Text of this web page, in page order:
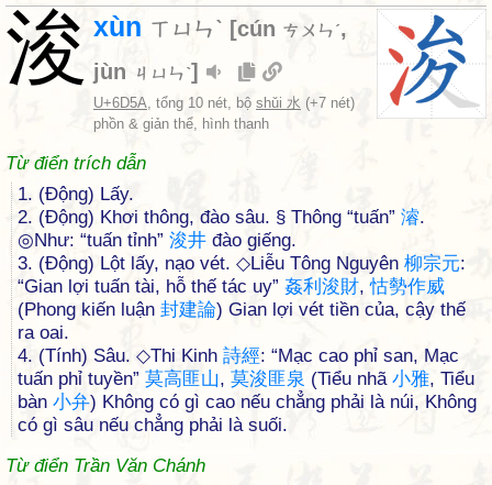
浚 xùn ㄒㄩㄣˋ [cún ㄘㄨㄣˊ,
jùn
ㄐㄩㄣˋ]
U+6D5A, tổng 10 nét, bộ shǔi 水 (+7 nét)
phồn & giản thể, hình thanh
Từ điển trích dẫn
1. (Động) Lấy.
2. (Động) Khơi thông, đào sâu. § Thông “tuấn” 濬.
◎Như: “tuấn tỉnh” 浚井 đào giếng.
3. (Động) Lột lấy, nạo vét. ◇Liễu Tông Nguyên 柳宗元:
“Gian lợi tuấn tài, hỗ thế tác uy” 姦利 浚財,怙勢作威
(Phong kiến luận 封建論) Gian lợi vét tiền của, cậy thế
ra oai.
4. (Tính) Sâu. ◇Thi Kinh 詩經: “Mạc cao phỉ san, Mạc
tuấn phỉ tuyền” 莫高匪山, 莫浚匪泉 (Tiểu nhã 小雅, Tiểu
bàn 小弁) Không có gì cao nếu chẳng phải là núi, Không
có gì sâu nếu chẳng phải là suối.
Từ điển Trần Văn Chánh